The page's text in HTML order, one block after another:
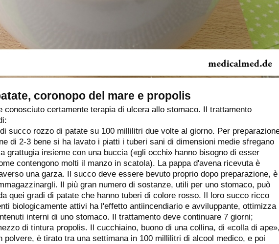
coronopo del mare e propolis
conosciuto certamente terapia di ulcera allo stomaco. Il trattamento
succo rozzo di patate su 100 millilitri due volte al giorno. Per
di 2-3 bene si ha lavato i piatti i tuberi sani di dimensioni medie sfregano
grattugia insieme con una buccia («gli occhi» hanno bisogno di esser
contengono molti il manzo in scatola). La pappa d'avena ricevuta è
una garza. Il succo deve essere bevuto proprio dopo preparazione, è
Il più gran numero di sostanze, utili per uno stomaco, può
quei gradi di patate che hanno tuberi di colore rosso. Il loro succo ricco
biologicamente attivi ha l'effetto antiincendiario e avviluppante, ottimizza
interni di uno stomaco. Il trattamento deve continuare 7 giorni;
di tintura propolis. Il cucchiaino, buono di una collina, di «colla di
polvere, è tirato tra una settimana in 100 millilitri di alcool medico, e poi